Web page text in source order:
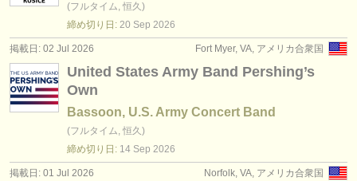
(フルタイム, 恒久)
締め切り日: 20 Sep 2026
Fort Myer, VA, アメリカ合衆国
掲載日: 02 Jul 2026
United States Army Band Pershing’s
Own
Bassoon, U.S. Army Concert Band
(フルタイム, 恒久)
締め切り日: 14 Sep 2026
Norfolk, VA, アメリカ合衆国
掲載日: 01 Jul 2026